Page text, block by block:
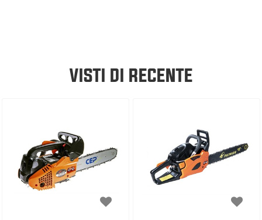
VISTI DI RECENTE